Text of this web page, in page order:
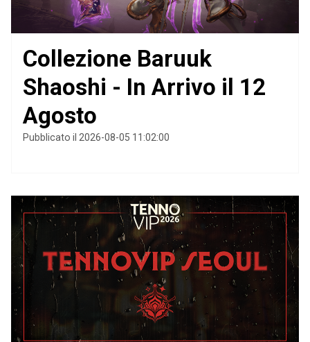
Collezione Baruuk
Shaoshi - In Arrivo il 12
Agosto
Pubblicato il 2026-08-05 11:02:00